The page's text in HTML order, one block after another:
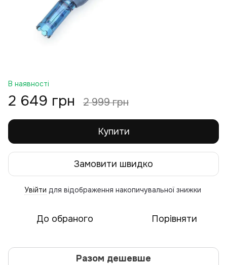
В наявності
2 649 грн 2 999 грн
Купити
Замовити швидко
Увійти для відображення накопичувальної знижки
До обраного Порівняти
Разом дешевше